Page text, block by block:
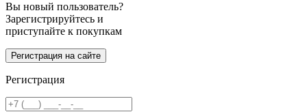
Вы новый пользователь?
Зарегистрируйтесь и
приступайте к покупкам
Регистрация